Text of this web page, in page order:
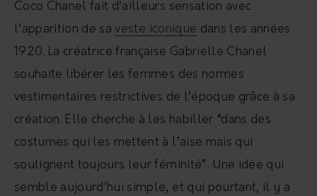
Coco Chanel fait d’ailleurs sensation avec
l’apparition de saveste iconique dans les années
1920. La créatrice française Gabrielle Chanel
souhaite libérer les femmes des normes
vestimentaires restrictives de l’époque grâce à sa
création. Elle cherche à les habiller “dans des
costumes qui les mettent à l’aise mais qui
soulignent toujours leur féminité”. Une idée qui
semble aujourd’hui simple, et qui pourtant, il y a